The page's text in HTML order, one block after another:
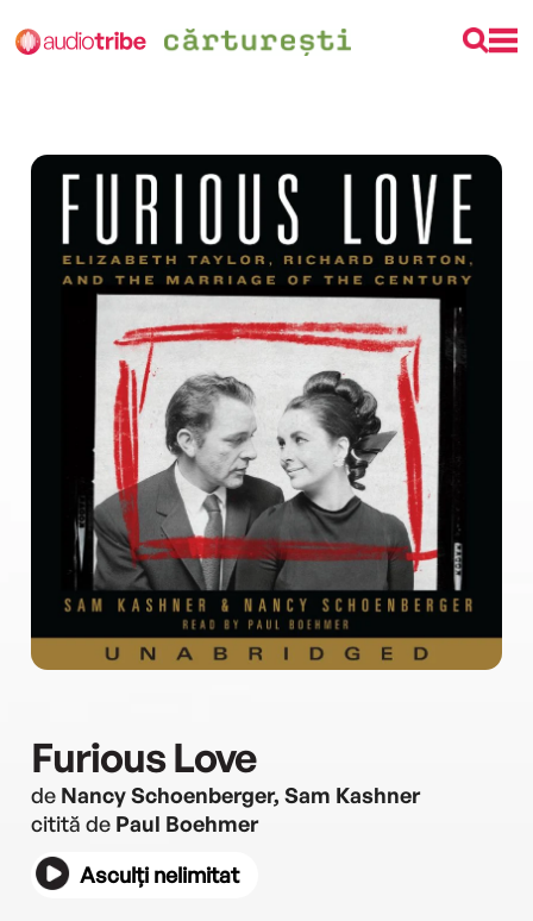
Furious Love
de Nancy Schoenberger, Sam Kashner
citită de Paul Boehmer
Asculți nelimitat